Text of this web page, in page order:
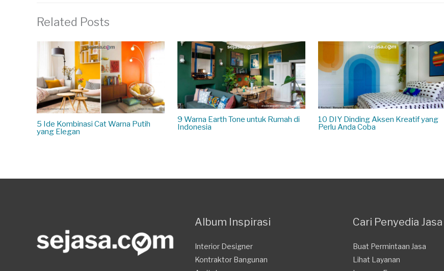
Related Posts
5 Ide Kombinasi Cat Warna Putih
yang Elegan
9 Warna Earth Tone untuk Rumah di
Indonesia
10 DIY Dinding Aksen Kreatif yang
Perlu Anda Coba
Album Inspirasi
Interior Designer
Kontraktor Bangunan
Cari Penyedia Jasa
Buat Permintaan Jasa
Lihat Layanan